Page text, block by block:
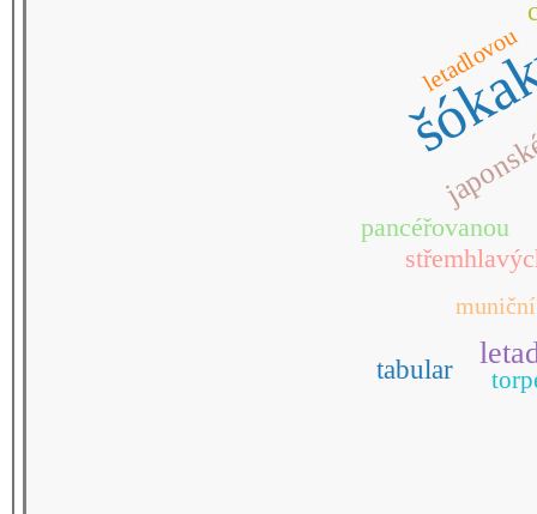
tabular
pancéřovanou
letadlovou
muniční